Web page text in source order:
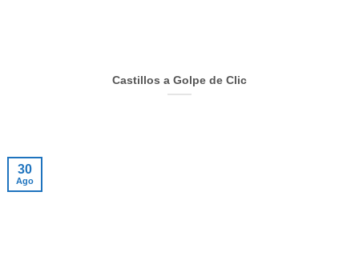
Castillos a Golpe de Clic
30
Ago